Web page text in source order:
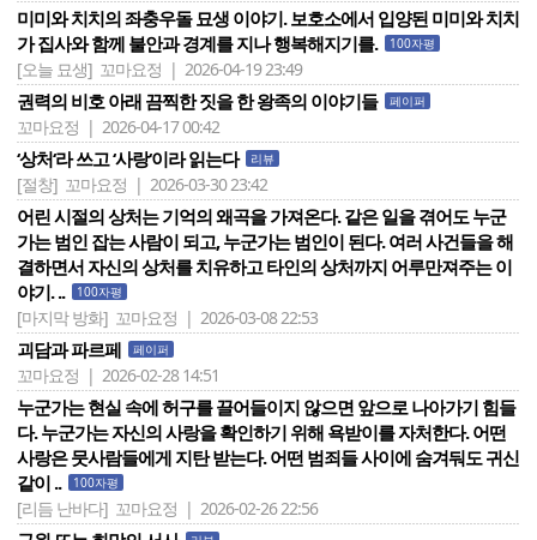
미미와 치치의 좌충우돌 묘생 이야기. 보호소에서 입양된 미미와 치치
가 집사와 함께 불안과 경계를 지나 행복해지기를.
100자평
[오늘 묘생] 꼬마요정 | 2026-04-19 23:49
권력의 비호 아래 끔찍한 짓을 한 왕족의 이야기들 페이퍼
꼬마요정 | 2026-04-17 00:42
‘상처‘라 쓰고 ‘사랑‘이라 읽는다 리뷰
[절창] 꼬마요정 | 2026-03-30 23:42
어린 시절의 상처는 기억의 왜곡을 가져온다. 같은 일을 겪어도 누군
가는 범인 잡는 사람이 되고, 누군가는 범인이 된다. 여러 사건들을 해
결하면서 자신의 상처를 치유하고 타인의 상처까지 어루만져주는 이
야기. ..
100자평
[마지막 방화] 꼬마요정 | 2026-03-08 22:53
괴담과 파르페 페이퍼
꼬마요정 | 2026-02-28 14:51
누군가는 현실 속에 허구를 끌어들이지 않으면 앞으로 나아가기 힘들
다. 누군가는 자신의 사랑을 확인하기 위해 욕받이를 자처한다. 어떤
사랑은 뭇사람들에게 지탄 받는다. 어떤 범죄들 사이에 숨겨둬도 귀신
같이 ..
100자평
[리듬 난바다] 꼬마요정 | 2026-02-26 22:56